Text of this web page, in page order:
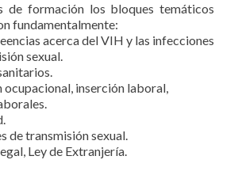
de formación los bloques temáticos
fundamentalmente:
acerca del VIH y las infecciones
sexual.
ocupacional, inserción laboral,
de transmisión sexual.
Ley de Extranjería.